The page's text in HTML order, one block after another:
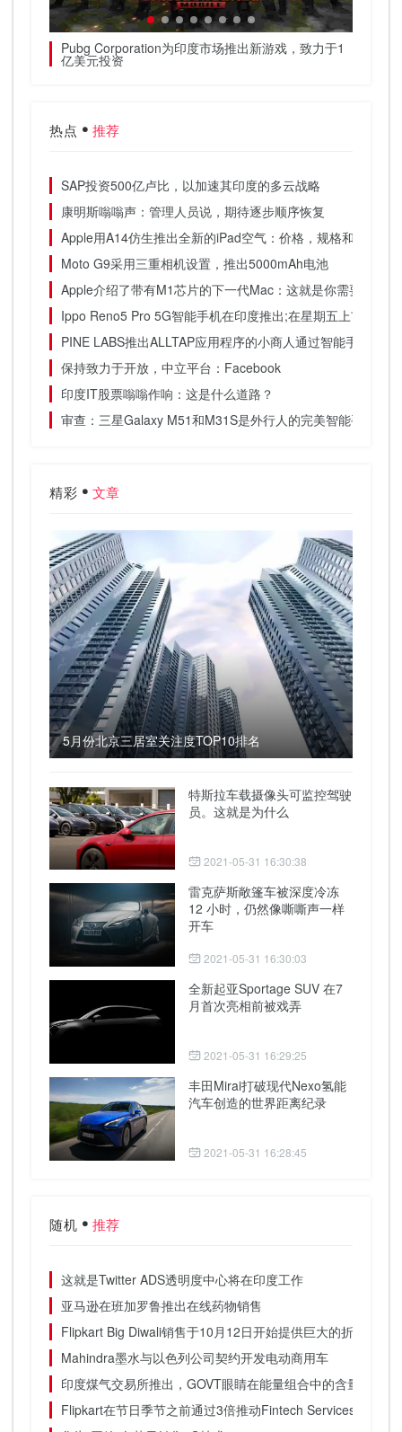
Pubg Corporation为印度市场推出新游戏，致力于1
亿美元投资
热点 推荐
SAP投资500亿卢比，以加速其印度的多云战略
康明斯嗡嗡声：管理人员说，期待逐步顺序恢复
Apple用A14仿生推出全新的iPad空气：价格，规格和其他细
Moto G9采用三重相机设置，推出5000mAh电池
Apple介绍了带有M1芯片的下一代Mac：这就是你需要知道
Ippo Reno5 Pro 5G智能手机在印度推出;在星期五上市的设备
PINE LABS推出ALLTAP应用程序的小商人通过智能手机接受
保持致力于开放，中立平台：Facebook
印度IT股票嗡嗡作响：这是什么道路？
审查：三星Galaxy M51和M31S是外行人的完美智能手机
精彩 文章
5月份北京三居室关注度TOP10排名
特斯拉车载摄像头可监控驾驶
员。这就是为什么
2021-05-31 16:30:38
雷克萨斯敞篷车被深度冷冻
12 小时，仍然像嘶嘶声一样
开车
2021-05-31 16:30:03
全新起亚Sportage SUV 在7
月首次亮相前被戏弄
2021-05-31 16:29:25
丰田Mirai打破现代Nexo氢能
汽车创造的世界距离纪录
2021-05-31 16:28:45
随机 推荐
这就是Twitter ADS透明度中心将在印度工作
亚马逊在班加罗鲁推出在线药物销售
Flipkart Big Diwali销售于10月12日开始提供巨大的折扣
Mahindra墨水与以色列公司契约开发电动商用车
印度煤气交易所推出，GOVT眼睛在能量组合中的含量15％
Flipkart在节日季节之前通过3倍推动Fintech Services